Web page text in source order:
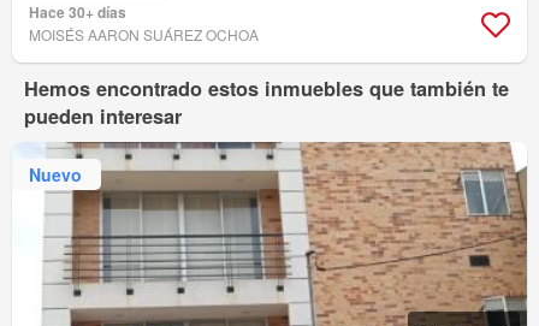
Hace 30+ días
MOISÉS AARON SUÁREZ OCHOA
Hemos encontrado estos inmuebles que también te
pueden interesar
Nuevo